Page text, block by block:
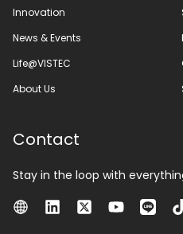
Innovation
News & Events
Life@VISTEC
About Us
Contact
Stay in the loop with